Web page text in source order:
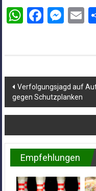
Verfolgungsjagd auf
gegen Schutzplanken
Empfehlungen